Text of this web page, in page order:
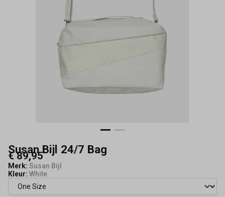
Susan Bijl 24/7 Bag
€ 89,95
Merk: Susan Bijl
Kleur: White